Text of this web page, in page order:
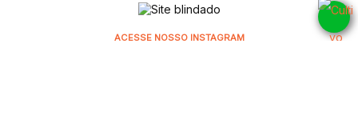
ACESSE NOSSO INSTAGRAM